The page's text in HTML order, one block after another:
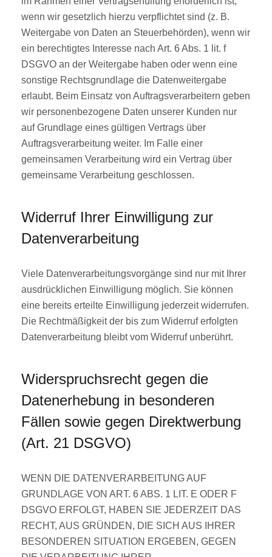
wenn wir gesetzlich hierzu verpflichtet sind (z. B.
Weitergabe von Daten an Steuerbehörden), wenn wir
ein berechtigtes Interesse nach Art. 6 Abs. 1 lit. f
DSGVO an der Weitergabe haben oder wenn eine
sonstige Rechtsgrundlage die Datenweitergabe
erlaubt. Beim Einsatz von Auftragsverarbeitern geben
wir personenbezogene Daten unserer Kunden nur
auf Grundlage eines gültigen Vertrags über
Auftragsverarbeitung weiter. Im Falle einer
gemeinsamen Verarbeitung wird ein Vertrag über
gemeinsame Verarbeitung geschlossen.
Widerruf Ihrer Einwilligung zur
Datenverarbeitung
Viele Datenverarbeitungsvorgänge sind nur mit Ihrer
ausdrücklichen Einwilligung möglich. Sie können
eine bereits erteilte Einwilligung jederzeit widerrufen.
Die Rechtmäßigkeit der bis zum Widerruf erfolgten
Datenverarbeitung bleibt vom Widerruf unberührt.
Widerspruchsrecht gegen die
Datenerhebung in besonderen
Fällen sowie gegen Direktwerbung
(Art. 21 DSGVO)
WENN DIE DATENVERARBEITUNG AUF
GRUNDLAGE VON ART. 6 ABS. 1 LIT. E ODER F
DSGVO ERFOLGT, HABEN SIE JEDERZEIT DAS
RECHT, AUS GRÜNDEN, DIE SICH AUS IHRER
BESONDEREN SITUATION ERGEBEN, GEGEN